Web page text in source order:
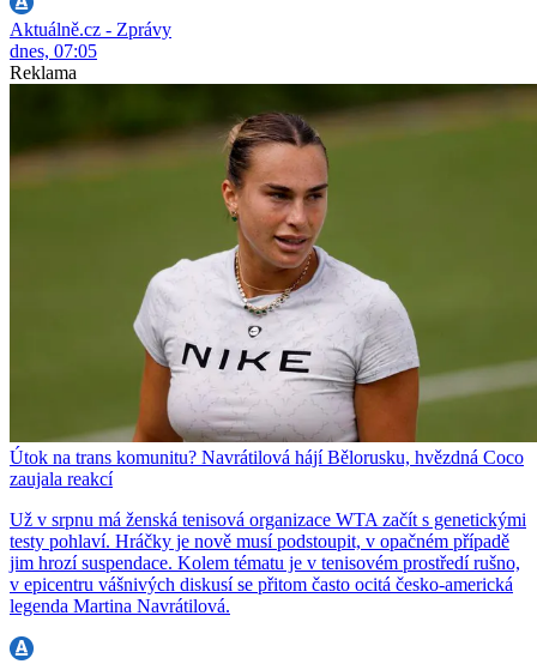
Aktuálně.cz - Zprávy
dnes, 07:05
Reklama
Útok na trans komunitu? Navrátilová hájí Bělorusku, hvězdná Coco
zaujala reakcí
Už v srpnu má ženská tenisová organizace WTA začít s genetickými
testy pohlaví. Hráčky je nově musí podstoupit, v opačném případě
jim hrozí suspendace. Kolem tématu je v tenisovém prostředí rušno,
v epicentru vášnivých diskusí se přitom často ocitá česko-americká
legenda Martina Navrátilová.